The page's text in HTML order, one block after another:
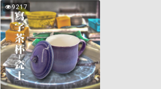
9217
次
瀏
覽
寫
字
茶
杯
(附
杯
蓋)-
瓷